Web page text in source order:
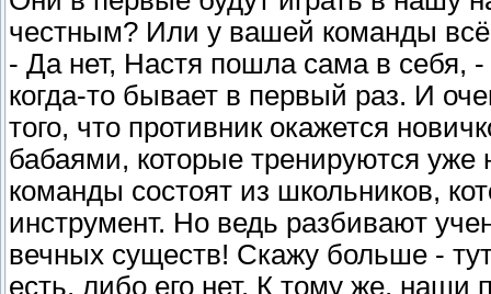
честным? Или у вашей команды всё
- Да нет, Настя пошла сама в себя, -
когда-то бывает в первый раз. И
того, что противник окажется
бабаями, которые тренируются уже
команды состоят из школьников,
инструмент. Но ведь разбивают
вечных существ! Скажу больше -
есть, либо его нет. К тому же, наши